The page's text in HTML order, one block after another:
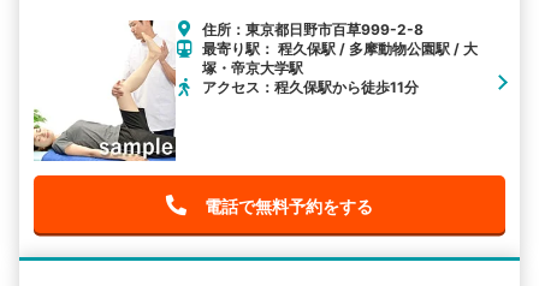
住所：東京都日野市百草999-2-8
最寄り駅： 程久保駅 / 多摩動物公園駅 / 大
塚・帝京大学駅
アクセス：程久保駅から徒歩11分
電話で無料予約をする